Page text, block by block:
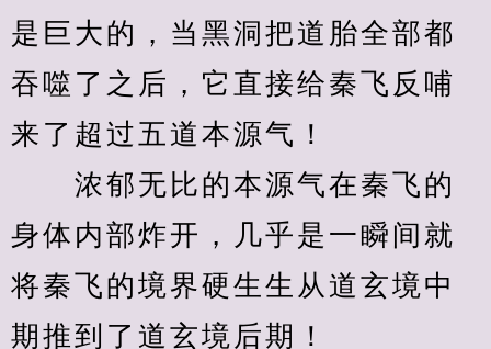
是巨大的，当黑洞把道胎全部都
吞噬了之后，它直接给秦飞反哺
来了超过五道本源气！
浓郁无比的本源气在秦飞的
身体内部炸开，几乎是一瞬间就
将秦飞的境界硬生生从道玄境中
期推到了道玄境后期！